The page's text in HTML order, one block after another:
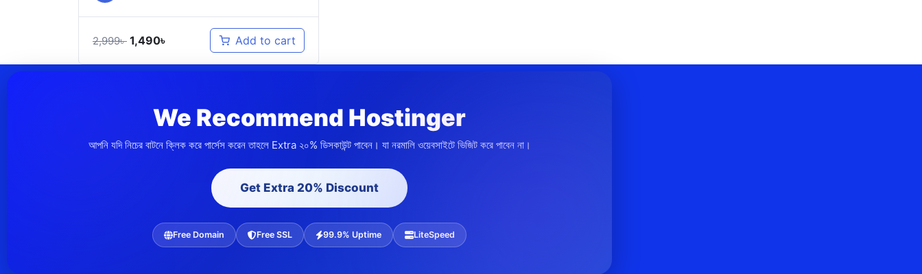
2,999৳ 1,490৳ Add to cart
We Recommend Hostinger
আপনি যদি নিচের বাটনে ক্লিক করে পার্সেস করেন তাহলে Extra ২০% ডিসকাউন্ট পাবেন। যা নরমালি ওয়েবসাইটে ভিজিট করে পাবেন না।
Get Extra 20% Discount
Free Domain Free SSL 99.9% Uptime LiteSpeed